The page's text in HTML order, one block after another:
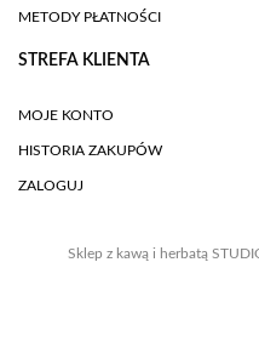
METODY PŁATNOŚCI
STREFA KLIENTA
MOJE KONTO
HISTORIA ZAKUPÓW
ZALOGUJ
Sklep z kawą i herbatą